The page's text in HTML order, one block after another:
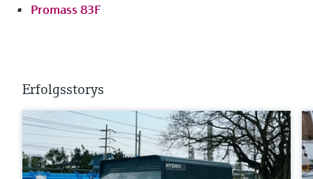
Promass 83F
Erfolgsstorys